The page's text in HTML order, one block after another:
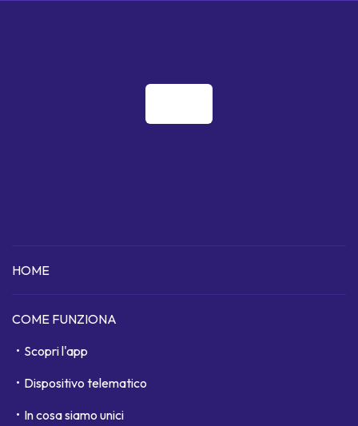
HOME
COME FUNZIONA
Scopri l'app
Dispositivo telematico
In cosa siamo unici